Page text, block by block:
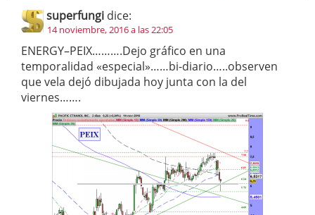
superfungi dice:
14 noviembre, 2016 a las 22:05
ENERGY–PEIX……….Dejo gráfico en una
temporalidad «especial»……bi-diario…..observen
que vela dejó dibujada hoy junta con la del
viernes…….